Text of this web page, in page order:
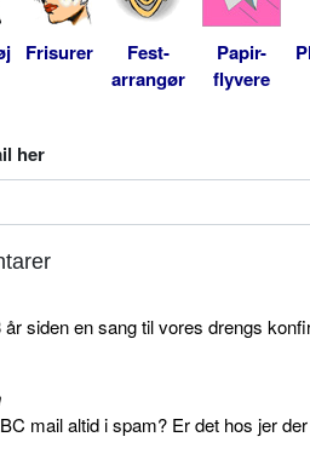
Frisurer
Fest-
arrangør
Papir-
flyvere
her
siden en sang til vores drengs
mail altid i spam? Er det hos jer